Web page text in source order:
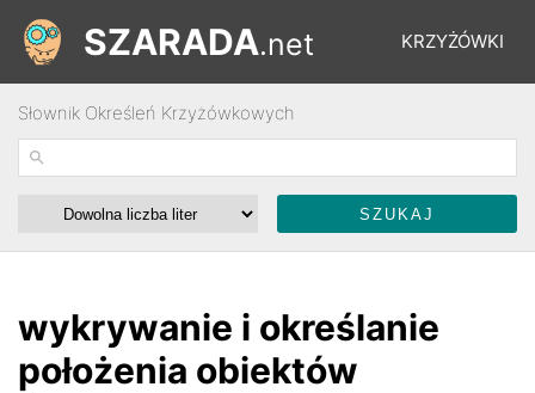
KRZYŻÓWKI
ŁAMIGŁÓWKI
SZARADA.net
Słownik Określeń Krzyżówkowych
wykrywanie i określanie
położenia obiektów